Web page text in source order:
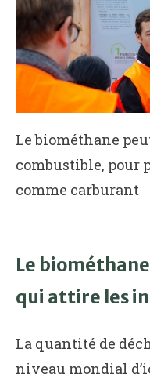
Le biométhane
combustible, pour
comme carburant
Le
qui attire les
La quantité de
niveau mondial